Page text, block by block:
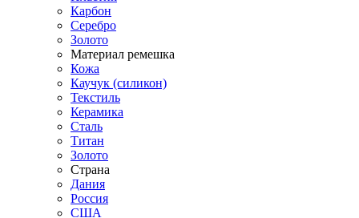
Карбон
Серебро
Золото
Материал ремешка
Кожа
Каучук (силикон)
Текстиль
Керамика
Сталь
Титан
Золото
Страна
Дания
Россия
США